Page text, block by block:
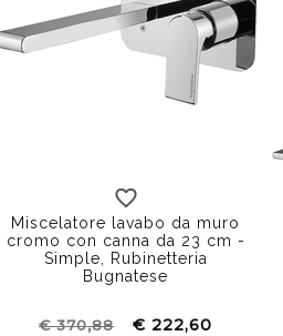
Miscelatore lavabo da muro
cromo con canna da 23 cm -
Simple, Rubinetteria
Bugnatese
€ 370,88 € 222,60